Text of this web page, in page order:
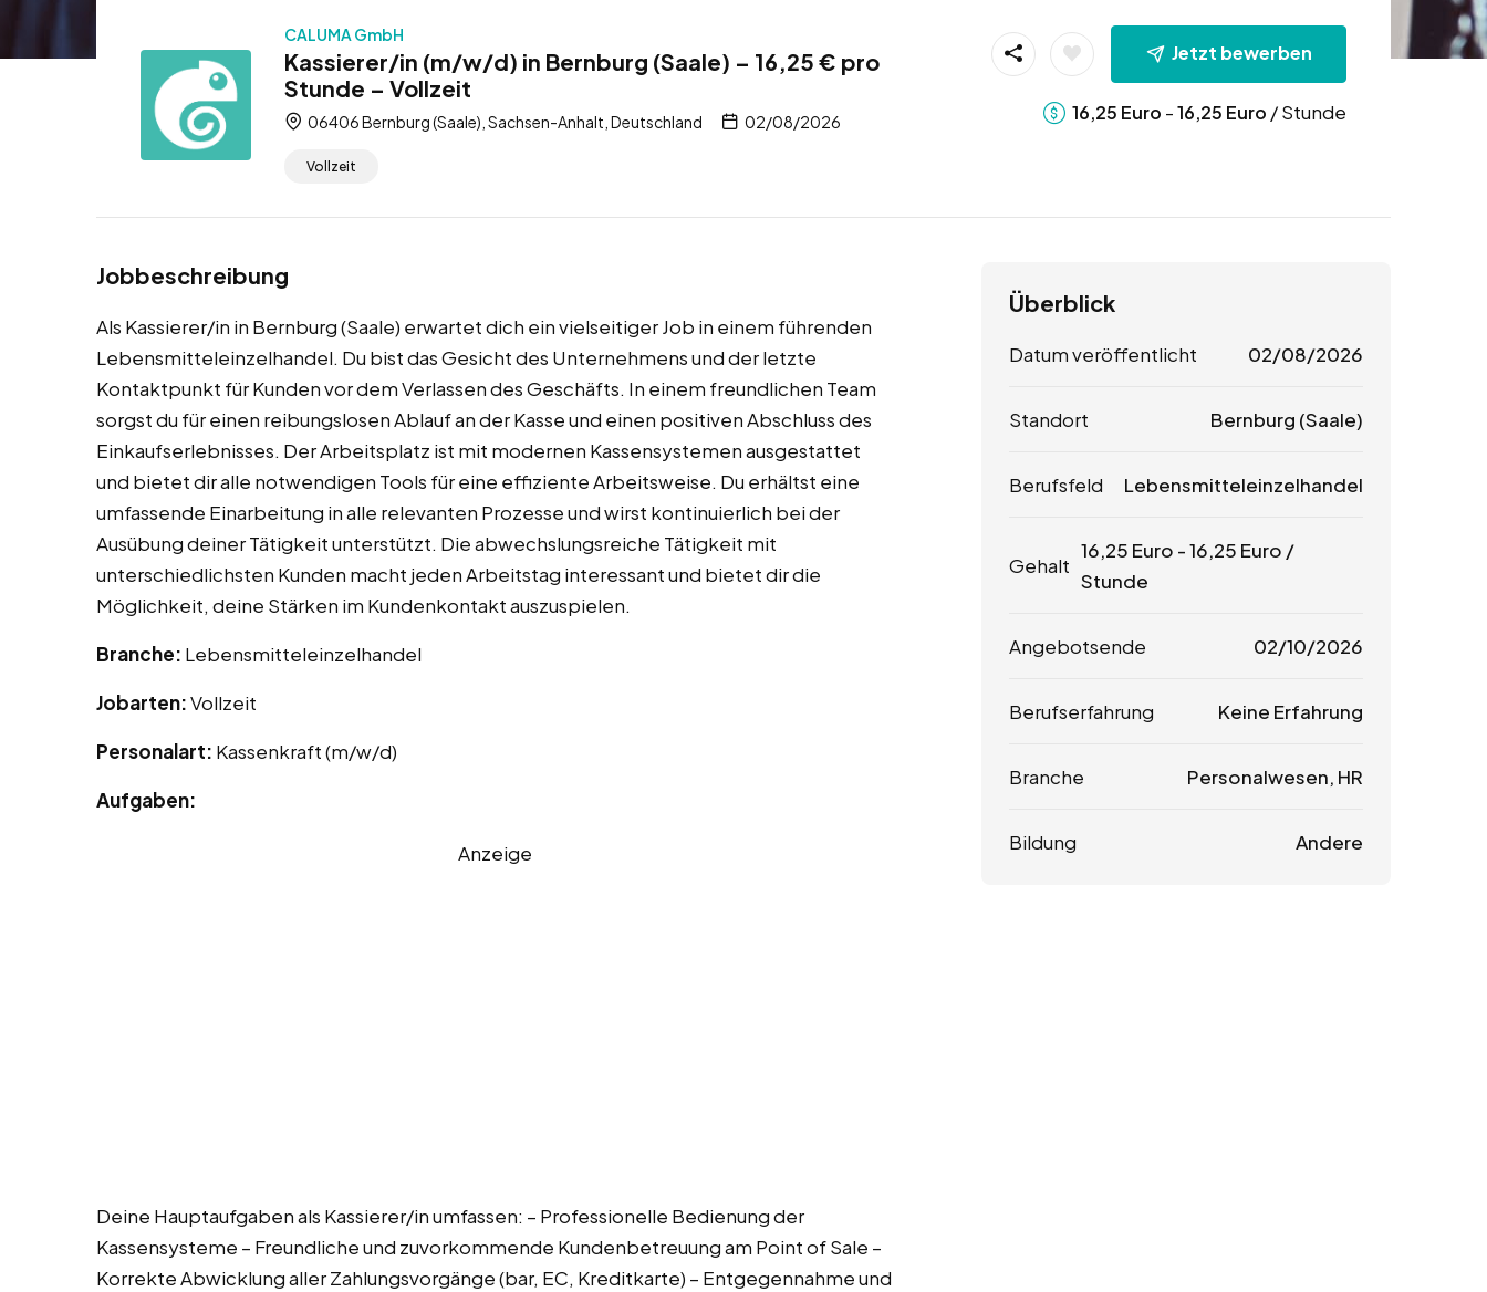
CALUMA GmbH
Kassierer/in (m/w/d) in Bernburg (Saale) – 16,25 € pro
Stunde – Vollzeit
06406 Bernburg (Saale), Sachsen-Anhalt, Deutschland 02/08/2026
Vollzeit
Jetzt bewerben
16,25 Euro -16,25 Euro / Stunde
Jobbeschreibung
Als Kassierer/in in Bernburg (Saale) erwartet dich ein vielseitiger Job in einem führenden
Lebensmitteleinzelhandel. Du bist das Gesicht des Unternehmens und der letzte
Kontaktpunkt für Kunden vor dem Verlassen des Geschäfts. In einem freundlichen Team
sorgst du für einen reibungslosen Ablauf an der Kasse und einen positiven Abschluss des
Einkaufserlebnisses. Der Arbeitsplatz ist mit modernen Kassensystemen ausgestattet
und bietet dir alle notwendigen Tools für eine effiziente Arbeitsweise. Du erhältst eine
umfassende Einarbeitung in alle relevanten Prozesse und wirst kontinuierlich bei der
Ausübung deiner Tätigkeit unterstützt. Die abwechslungsreiche Tätigkeit mit
unterschiedlichsten Kunden macht jeden Arbeitstag interessant und bietet dir die
Möglichkeit, deine Stärken im Kundenkontakt auszuspielen.
Branche: Lebensmitteleinzelhandel
Jobarten:Vollzeit
Personalart: Kassenkraft (m/w/d)
Aufgaben:
Anzeige
Deine Hauptaufgaben als Kassierer/in umfassen: – Professionelle Bedienung der
Kassensysteme – Freundliche und zuvorkommende Kundenbetreuung am Point of Sale –
Korrekte Abwicklung aller Zahlungsvorgänge (bar, EC, Kreditkarte) – Entgegennahme und
Überblick
Datum veröffentlicht 02/08/2026
Standort Bernburg (Saale)
Berufsfeld Lebensmitteleinzelhandel
Gehalt
16,25 Euro -16,25 Euro /
Stunde
Angebotsende 02/10/2026
Berufserfahrung Keine Erfahrung
Branche Personalwesen, HR
Bildung Andere